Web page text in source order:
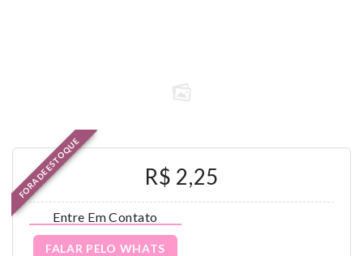
FORA DE ESTOQUE R$ 2,25
Entre Em Contato
FALAR PELO WHATS